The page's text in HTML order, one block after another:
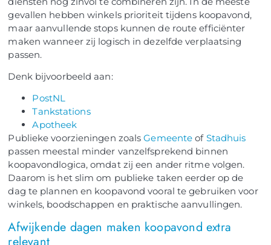
gevallen hebben winkels prioriteit tijdens koopavond,
maar aanvullende stops kunnen de route efficiënter
maken wanneer zij logisch in dezelfde verplaatsing
passen.
Denk bijvoorbeeld aan:
PostNL
Tankstations
Apotheek
Publieke voorzieningen zoalsGemeente of Stadhuis
passen meestal minder vanzelfsprekend binnen
koopavondlogica, omdat zij een ander ritme volgen.
Daarom is het slim om publieke taken eerder op de
dag te plannen en koopavond vooral te gebruiken voor
winkels, boodschappen en praktische aanvullingen.
Afwijkende dagen maken koopavond extra